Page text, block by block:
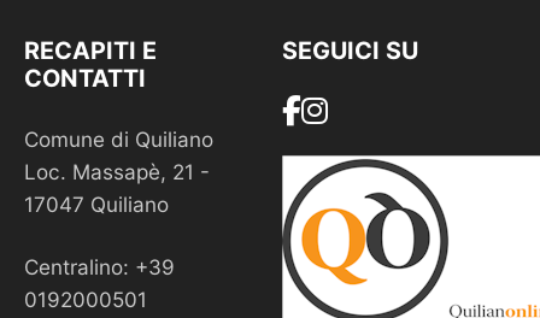
RECAPITI E
CONTATTI
Comune di Quiliano
Loc. Massapè, 21 -
17047 Quiliano
Centralino: +39
0192000501
SEGUICI SU